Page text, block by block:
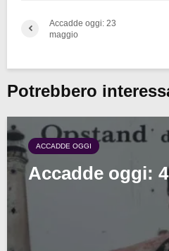
Accadde oggi: 23
maggio
Potrebbero
ACCADDE OGGI
Accadde oggi: